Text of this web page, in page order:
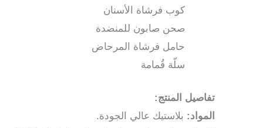
كوب فرشاة الأسنان
صحن صابون للمنضدة
حامل فرشاة المرحاض
سلّة قُمامة
تفاصيل المنتج:
المواد: بلاستيك عالي الجودة.